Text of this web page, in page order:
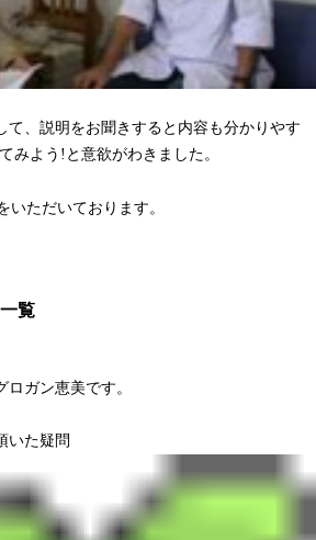
て、説明をお聞きすると内容も分かりやす
みよう!と意欲がわきました。
ガン恵美です。
いた疑問